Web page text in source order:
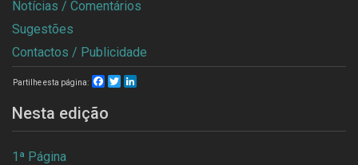
Notícias / Comentários
Sugestões
Contactos / Publicidade
Partilhe esta página: Facebook
Twitter
Nesta edição
1ª Página